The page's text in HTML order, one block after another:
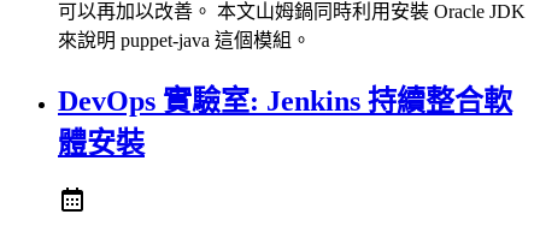
可以再加以改善。 本文山姆鍋同時利用安裝 Oracle JDK
來說明 puppet-java 這個模組。
DevOps 實驗室: Jenkins 持續整合軟
體安裝